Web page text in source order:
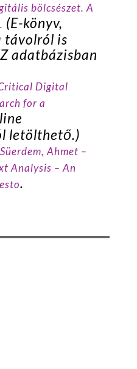
bölcsészet. A
(E-könyv,
távolról is
adatbázisban
Digital
for a
letölthető.)
Süerdem, Ahmet –
Analysis – An
.